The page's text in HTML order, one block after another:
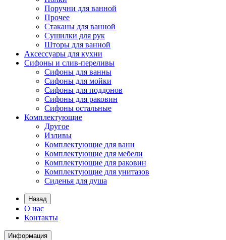
Поручни для ванной
Прочее
Стаканы для ванной
Сушилки для рук
Шторы для ванной
Аксессуары для кухни
Сифоны и слив-переливы
Сифоны для ванны
Сифоны для мойки
Сифоны для поддонов
Сифоны для раковин
Сифоны остальные
Комплектующие
Другое
Изливы
Комплектующие для ванн
Комплектующие для мебели
Комплектующие для раковин
Комплектующие для унитазов
Сиденья для душа
Назад
О нас
Контакты
Информация